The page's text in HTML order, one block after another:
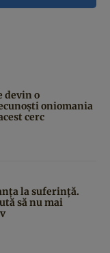
devin o
oniomania
cerc
la suferință.
să nu mai